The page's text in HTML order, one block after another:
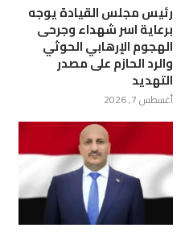
رئيس مجلس القيادة يوجه
برعاية اسر شهداء وجرحى
الهجوم الإرهابي الحوثي
والرد الحازم على مصدر
التهديد
أغسطس 7, 2026